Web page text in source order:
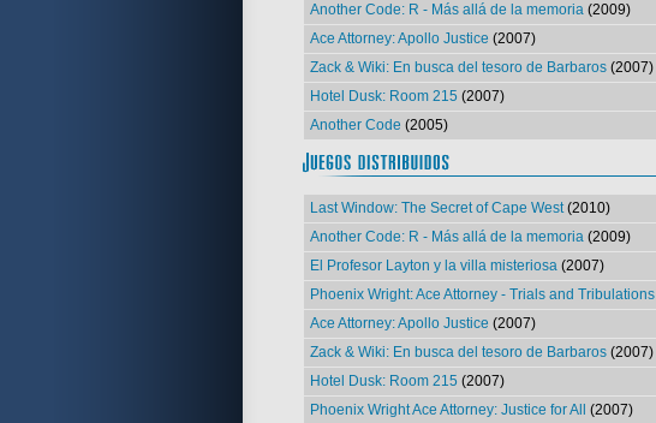
Another Code: R - Más allá de la memoria (2009)
Ace Attorney: Apollo Justice (2007)
Zack & Wiki: En busca del tesoro de Barbaros (2007)
Hotel Dusk: Room 215 (2007)
Another Code (2005)
Last Window: The Secret of Cape West(2010)
Another Code: R - Más allá de la memoria (2009)
El Profesor Layton y la villa misteriosa (2007)
Phoenix Wright: Ace Attorney - Trials and Tribulations
Ace Attorney: Apollo Justice (2007)
Zack & Wiki: En busca del tesoro de Barbaros (2007)
Hotel Dusk: Room 215 (2007)
Phoenix Wright Ace Attorney: Justice for All
(2007)